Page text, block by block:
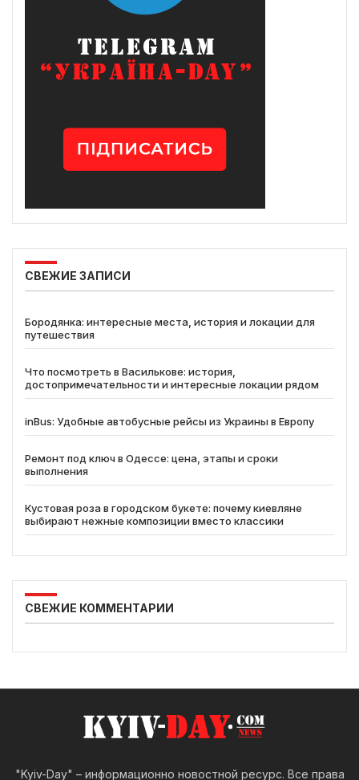
СВЕЖИЕ ЗАПИСИ
Бородянка: интересные места, история и локации для
путешествия
Что посмотреть в Василькове: история,
достопримечательности и интересные локации рядом
inBus: Удобные автобусные рейсы из Украины в Европу
Ремонт под ключ в Одессе: цена, этапы и сроки
выполнения
Кустовая роза в городском букете: почему киевляне
выбирают нежные композиции вместо классики
СВЕЖИЕ КОММЕНТАРИИ
"Kyiv-Day" – информационно новостной ресурс. Все права